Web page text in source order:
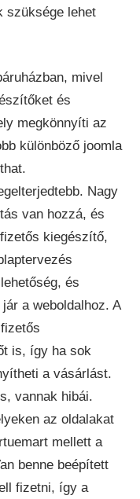
szüksége lehet
mivel
és
megkönnyíti az
különböző joomla
Nagy
van hozzá, és
kiegészítő,
és
a weboldalhoz. A
is, így ha sok
a vásárlást.
vannak hibái.
az oldalakat
mellett a
benne beépített
fizetni, így a